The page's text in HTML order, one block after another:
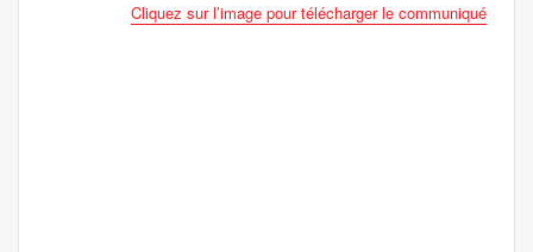
Cliquez sur l’image pour télécharger le communiqué